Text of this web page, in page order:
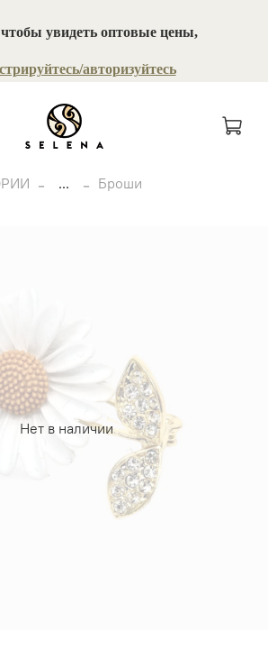
увидеть оптовые цены,
авторизуйтесь
... Броши
Нет в наличии